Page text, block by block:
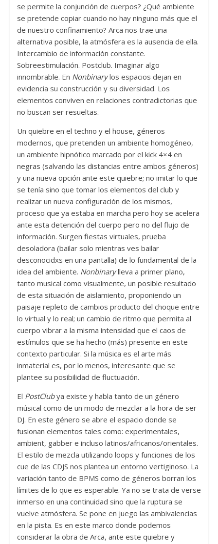
se permite la conjunción de cuerpos? ¿Qué ambiente
se pretende copiar cuando no hay ninguno más que el
de nuestro confinamiento? Arca nos trae una
alternativa posible, la atmósfera es la ausencia de ella.
Intercambio de información constante.
Sobreestimulación. Postclub. Imaginar algo
innombrable. En Nonbinarylos espacios dejan en
evidencia su construcción y su diversidad. Los
elementos conviven en relaciones contradictorias que
no buscan ser resueltas.
Un quiebre en el techno y el house, géneros
modernos, que pretenden un ambiente homogéneo,
un ambiente hipnótico marcado por el kick 4×4 en
negras (salvando las distancias entre ambos géneros)
y una nueva opción ante este quiebre; no imitar lo que
se tenía sino que tomar los elementos del club y
realizar un nueva configuración de los mismos,
proceso que ya estaba en marcha pero hoy se acelera
ante esta detención del cuerpo pero no del flujo de
información. Surgen fiestas virtuales, prueba
desoladora (bailar solo mientras ves bailar
desconocidxs en una pantalla) de lo fundamental de la
idea del ambiente. Nonbinarylleva a primer plano,
tanto musical como visualmente, un posible resultado
de esta situación de aislamiento, proponiendo un
paisaje repleto de cambios producto del choque entre
lo virtual y lo real; un cambio de ritmo que permita al
cuerpo vibrar a la misma intensidad que el caos de
estímulos que se ha hecho (más) presente en este
contexto particular. Si la música es el arte más
inmaterial es, por lo menos, interesante que se
plantee su posibilidad de fluctuación.
El PostClubya existe y habla tanto de un género
músical como de un modo de mezclar a la hora de ser
DJ. En este género se abre el espacio donde se
fusionan elementos tales como: experimentales,
ambient, gabber e incluso latinos/africanos/orientales.
El estilo de mezcla utilizando loops y funciones de los
cue de las CDJS nos plantea un entorno vertiginoso. La
variación tanto de BPMS como de géneros borran los
límites de lo que es esperable. Ya no se trata de verse
inmerso en una continuidad sino que la ruptura se
vuelve atmósfera. Se pone en juego las ambivalencias
en la pista. Es en este marco donde podemos
considerar la obra de Arca, ante este quiebre y